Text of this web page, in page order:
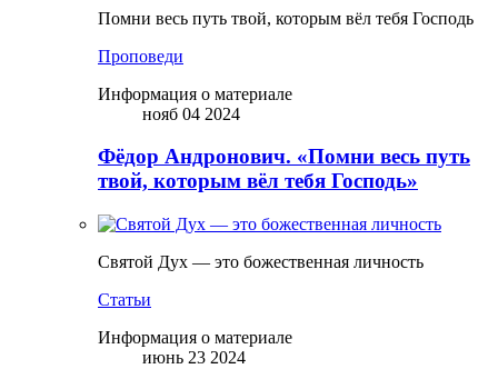
Помни весь путь твой, которым вёл тебя Господь
Проповеди
Информация о материале
нояб 04 2024
Фёдор Андронович. «Помни весь путь
твой, которым вёл тебя Господь»
Святой Дух — это божественная личность
Статьи
Информация о материале
июнь 23 2024